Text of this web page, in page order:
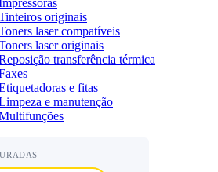
originais
laser compatíveis
laser originais
transferência térmica
e fitas
e manutenção